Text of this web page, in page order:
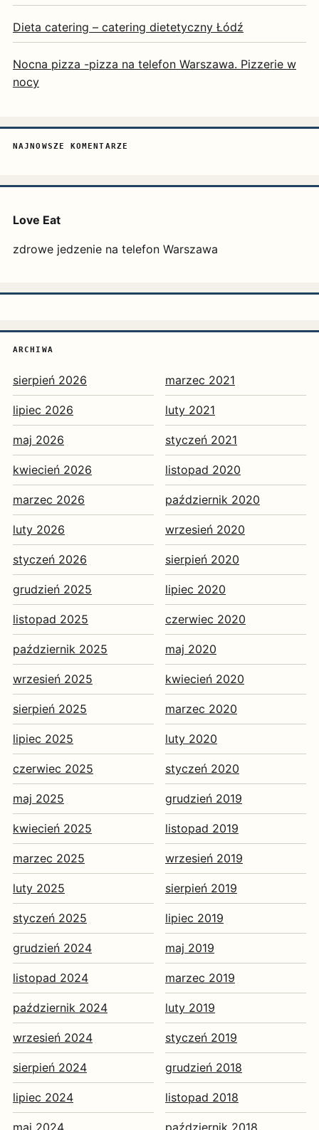
Dieta catering – catering dietetyczny Łódź
Nocna pizza -pizza na telefon Warszawa. Pizzerie w
nocy
NAJNOWSZE KOMENTARZE
Love Eat
zdrowe jedzenie na telefon Warszawa
ARCHIWA
sierpień 2026
lipiec 2026
maj 2026
kwiecień 2026
marzec 2026
luty 2026
styczeń 2026
grudzień 2025
listopad 2025
październik 2025
wrzesień 2025
sierpień 2025
lipiec 2025
czerwiec 2025
maj 2025
kwiecień 2025
marzec 2025
luty 2025
styczeń 2025
grudzień 2024
listopad 2024
październik 2024
wrzesień 2024
sierpień 2024
lipiec 2024
maj 2024
marzec 2021
luty 2021
styczeń 2021
listopad 2020
październik 2020
wrzesień 2020
sierpień 2020
lipiec 2020
czerwiec 2020
maj 2020
kwiecień 2020
marzec 2020
luty 2020
styczeń 2020
grudzień 2019
listopad 2019
wrzesień 2019
sierpień 2019
lipiec 2019
maj 2019
marzec 2019
luty 2019
styczeń 2019
grudzień 2018
listopad 2018
październik 2018